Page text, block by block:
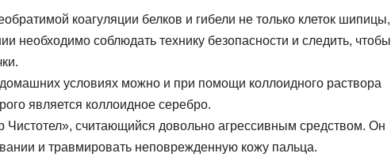
коагуляции белков и гибели не только клеток шипицы,
необходимо соблюдать технику безопасности и следить, чтобы
условиях можно и при помощи коллоидного раствора
является коллоидное серебро.
считающийся довольно агрессивным средством. Он
и травмировать неповрежденную кожу пальца.